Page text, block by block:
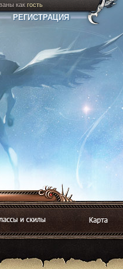
как гость
РЕГИСТРАЦИЯ